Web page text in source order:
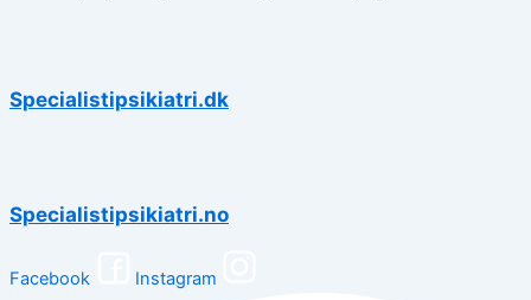
Specialistipsikiatri.dk
Specialistipsikiatri.no
Facebook Instagram